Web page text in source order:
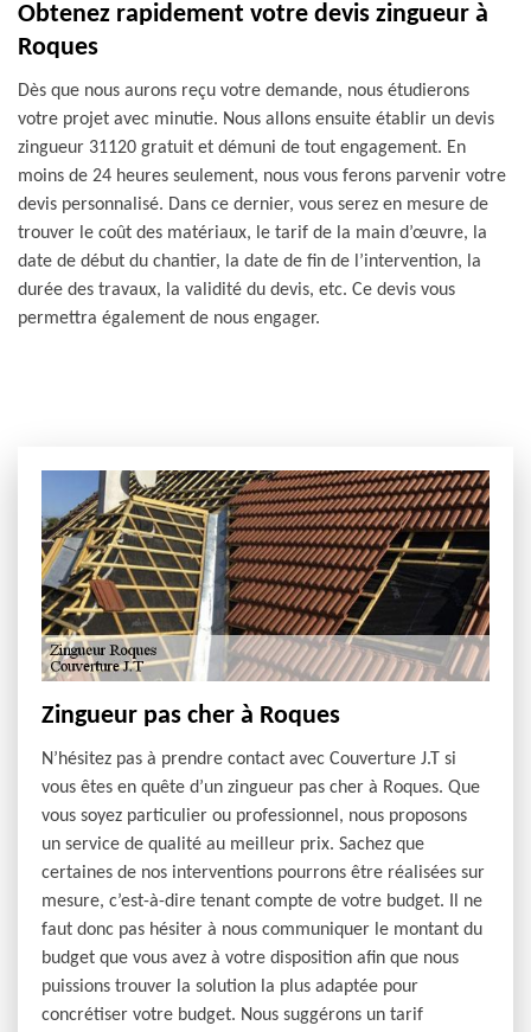
Obtenez rapidement votre devis zingueur à
Roques
Dès que nous aurons reçu votre demande, nous étudierons
votre projet avec minutie. Nous allons ensuite établir un devis
zingueur 31120 gratuit et démuni de tout engagement. En
moins de 24 heures seulement, nous vous ferons parvenir votre
devis personnalisé. Dans ce dernier, vous serez en mesure de
trouver le coût des matériaux, le tarif de la main d’œuvre, la
date de début du chantier, la date de fin de l’intervention, la
durée des travaux, la validité du devis, etc. Ce devis vous
permettra également de nous engager.
Zingueur pas cher à Roques
N’hésitez pas à prendre contact avec Couverture J.T si
vous êtes en quête d’un zingueur pas cher à Roques. Que
vous soyez particulier ou professionnel, nous proposons
un service de qualité au meilleur prix. Sachez que
certaines de nos interventions pourrons être réalisées sur
mesure, c’est-à-dire tenant compte de votre budget. Il ne
faut donc pas hésiter à nous communiquer le montant du
budget que vous avez à votre disposition afin que nous
puissions trouver la solution la plus adaptée pour
concrétiser votre budget. Nous suggérons un tarif